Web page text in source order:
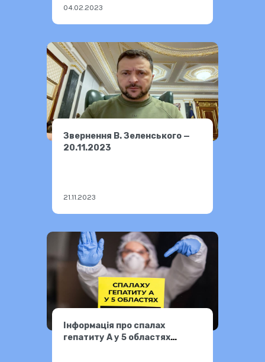
04.02.2023
Звернення В. Зеленського —
20.11.2023
21.11.2023
Інформація про спалах
гепатиту А у 5 областях